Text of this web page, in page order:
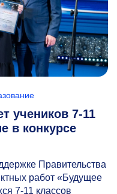
учеников 7-11
в конкурсе
Правительства
работ «Будущее
7-11 классов